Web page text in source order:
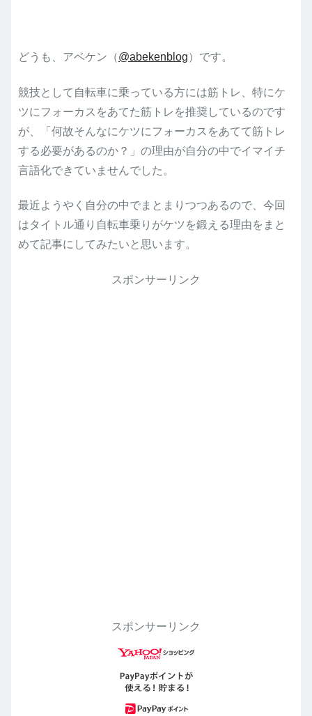
どうも、アベケン（@abekenblog）です。
競技として自転車に乗っている方には筋トレ、特にケ
ツにフォーカスをあてた筋トレを推奨しているのです
が、「何故そんなにケツにフォーカスをあてて筋トレ
する必要があるのか？」の理由が自分の中でイマイチ
言語化できていませんでした。
最近ようやく自分の中でまとまりつつあるので、今回
はタイトル通り自転車乗りがケツを鍛える理由をまと
めて記事にしてみたいと思います。
スポンサーリンク
スポンサーリンク